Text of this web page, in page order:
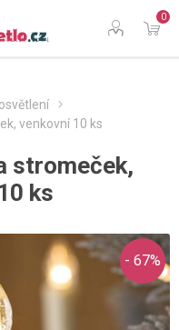
0
venkovní 10 ks
stromeček,
ks
- 67%